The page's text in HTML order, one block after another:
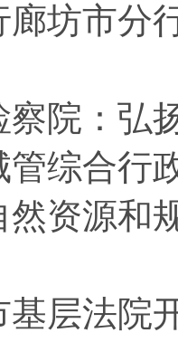
廊坊市分
察院：弘
管综合行
然资源和
基层法院